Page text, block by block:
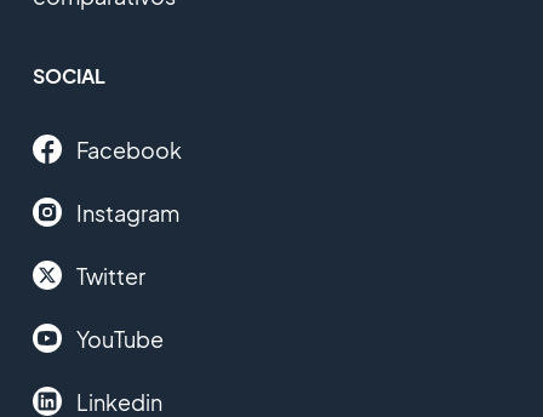
SOCIAL
Facebook
Instagram
Twitter
YouTube
Linkedin